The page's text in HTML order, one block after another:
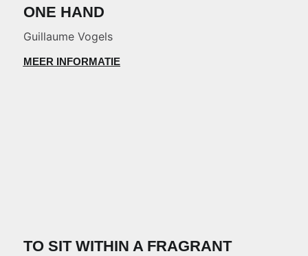
ONE HAND
Guillaume Vogels
MEER INFORMATIE
TO SIT WITHIN A FRAGRANT